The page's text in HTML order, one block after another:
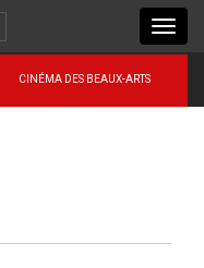
CINÉMA DES BEAUX-ARTS